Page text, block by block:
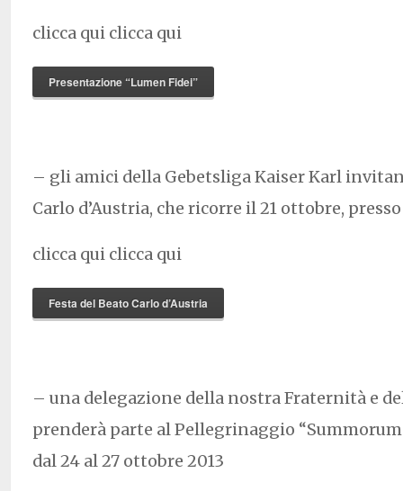
clicca qui clicca qui
Presentazione “Lumen Fidei”
– gli amici della Gebetsliga Kaiser Karl
Carlo d’Austria, che ricorre il 21 ottobre,
clicca qui clicca qui
Festa del Beato Carlo d’Austria
– una delegazione della nostra Fraternità e
prenderà parte al Pellegrinaggio
dal 24 al 27 ottobre 2013